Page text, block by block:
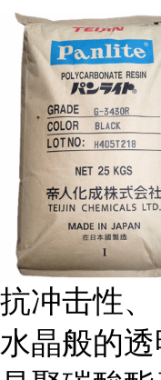
抗冲击性
水晶般的